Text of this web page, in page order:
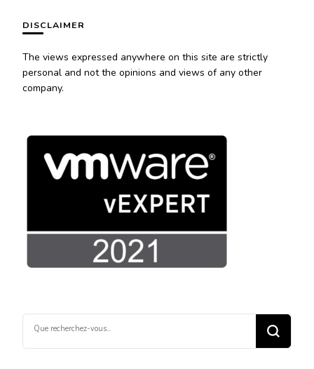
DISCLAIMER
The views expressed anywhere on this site are strictly
personal and not the opinions and views of any other
company.
recherchiez
quelque